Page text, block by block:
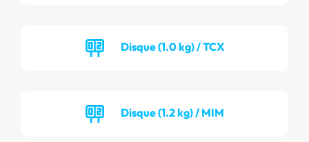
Disque (1.0 kg) / TCX
Disque (1.2 kg) / MIM